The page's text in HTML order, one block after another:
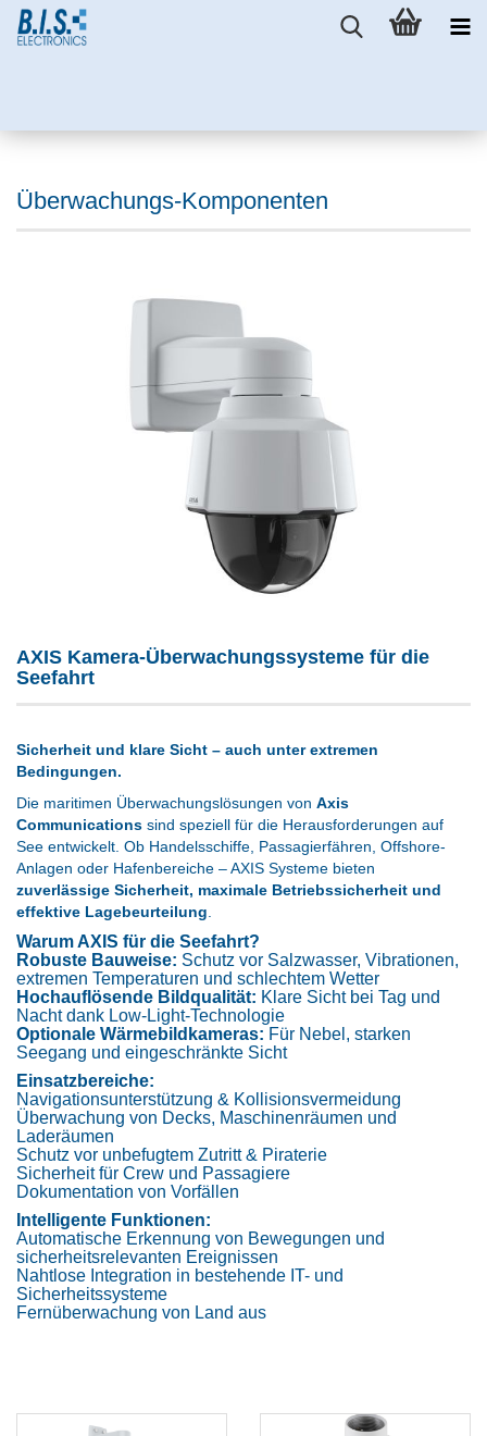
Überwachungs-Komponenten
AXIS Kamera-Überwachungssysteme für die
Seefahrt
Sicherheit und klare Sicht – auch unter extremen
Bedingungen.
Die maritimen Überwachungslösungen von Axis
Communications sind speziell für die Herausforderungen auf
See entwickelt. Ob Handelsschiffe, Passagierfähren, Offshore-
Anlagen oder Hafenbereiche – AXIS Systeme bieten
zuverlässige Sicherheit, maximale Betriebssicherheit und
effektive Lagebeurteilung.
Warum AXIS für die Seefahrt?
Robuste Bauweise: Schutz vor Salzwasser, Vibrationen,
extremen Temperaturen und schlechtem Wetter
Hochauflösende Bildqualität: Klare Sicht bei Tag und
Nacht dank Low-Light-Technologie
Optionale Wärmebildkameras: Für Nebel, starken
Seegang und eingeschränkte Sicht
Einsatzbereiche:
Navigationsunterstützung & Kollisionsvermeidung
Überwachung von Decks, Maschinenräumen und
Laderäumen
Schutz vor unbefugtem Zutritt & Piraterie
Sicherheit für Crew und Passagiere
Dokumentation von Vorfällen
Intelligente Funktionen:
Automatische Erkennung von Bewegungen und
sicherheitsrelevanten Ereignissen
Nahtlose Integration in bestehende IT- und
Sicherheitssysteme
Fernüberwachung von Land aus